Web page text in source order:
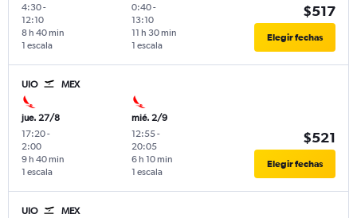
4:30-
12:10
1 escala
8 h 40 min
0:40-
13:10
1 escala
11 h 30 min
$517
Elegir fechas
UIO MEX
jue. 27/8
17:20-
2:00
1 escala
9 h 40 min
mié. 2/9
12:55-
20:05
1 escala
6 h 10 min
$521
Elegir fechas
UIO MEX